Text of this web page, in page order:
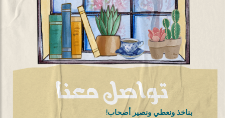
تواصل معنا
!بناخذ ونعطي ونصير أصحاب